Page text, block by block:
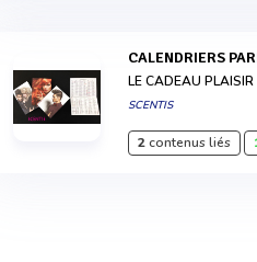
CALENDRIERS
LE CADEAU PLAISIR
SCENTIS
2contenus liés